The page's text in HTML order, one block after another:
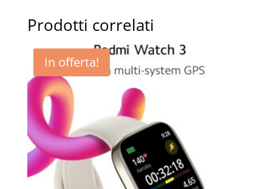
Prodotti correlati
In offerta!